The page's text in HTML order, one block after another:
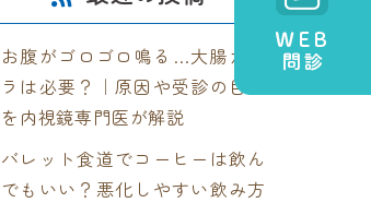
お腹がゴロゴロ鳴る…大腸カメ
ラは必要？｜原因や受診の目安
を内視鏡専門医が解説
バレット食道でコーヒーは飲ん
でもいい？悪化しやすい飲み方